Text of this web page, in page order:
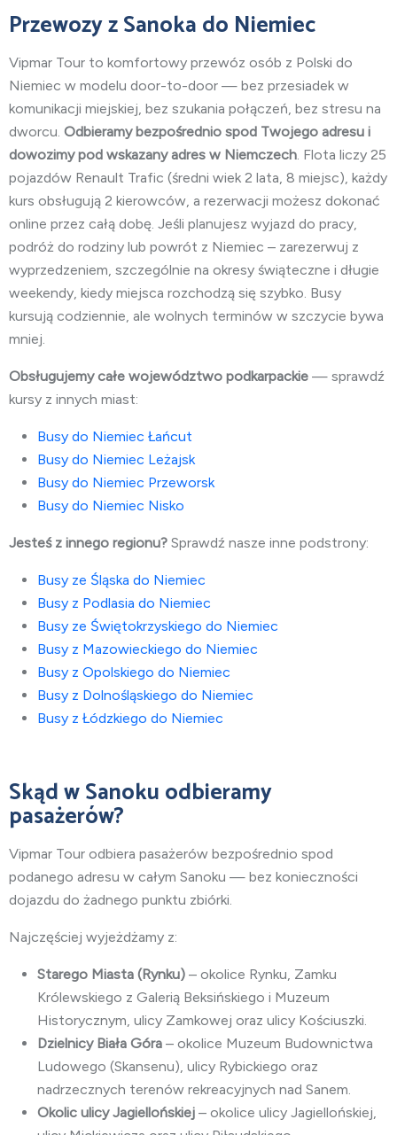
Przewozyz Sanoka do Niemiec
Vipmar Tour to komfortowy przewóz osób z Polski do
Niemiec w modelu door-to-door — bez przesiadek w
komunikacji miejskiej, bez szukania połączeń, bez stresu na
dworcu. Odbieramy bezpośrednio spod Twojego adresu i
dowozimy pod wskazany adres w Niemczech . Flota liczy 25
pojazdów Renault Trafic (średni wiek 2 lata, 8 miejsc), każdy
kurs obsługują 2 kierowców, a rezerwacji możesz dokonać
online przez całą dobę. Jeśli planujesz wyjazd do pracy,
podróż do rodziny lub powrót z Niemiec – zarezerwuj z
wyprzedzeniem, szczególnie na okresy świąteczne i długie
weekendy, kiedy miejsca rozchodzą się szybko. Busy
kursują codziennie, ale wolnych terminów w szczycie bywa
mniej.
Obsługujemy całe województwo podkarpackie — sprawdź
kursy z innych miast:
Busy do Niemiec Łańcut
Busy do Niemiec Leżajsk
Busy do Niemiec Przeworsk
Busy do Niemiec Nisko
Jesteś z innego regionu? Sprawdź nasze inne podstrony:
Busy ze Śląska do Niemiec
Busy z Podlasia do Niemiec
Busy ze Świętokrzyskiego do Niemiec
Busy z Mazowieckiego do Niemiec
Busy z Opolskiego do Niemiec
Busy z Dolnośląskiego do Niemiec
Busy z Łódzkiego do Niemiec
Skąd w Sanoku odbieramy
pasażerów?
Vipmar Tour odbiera pasażerów bezpośrednio spod
podanego adresu w całym Sanoku — bez konieczności
dojazdu do żadnego punktu zbiórki.
Najczęściej wyjeżdżamy z:
Starego Miasta (Rynku) – okolice Rynku, Zamku
Królewskiego z Galerią Beksińskiego i Muzeum
Historycznym, ulicy Zamkowej oraz ulicy Kościuszki.
Dzielnicy Biała Góra – okolice Muzeum Budownictwa
Ludowego (Skansenu), ulicy Rybickiego oraz
nadrzecznych terenów rekreacyjnych nad Sanem.
Okolic ulicy Jagiellońskiej – okolice ulicy Jagiellońskiej,